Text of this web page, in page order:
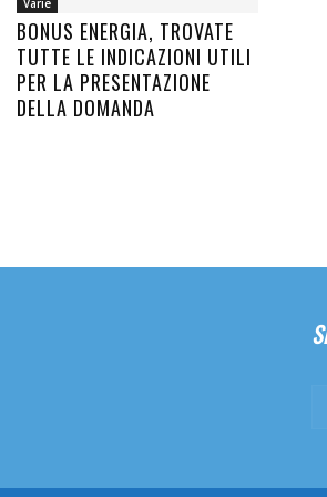
Varie
BONUS ENERGIA, TROVATE
TUTTE LE INDICAZIONI UTILI
PER LA PRESENTAZIONE
DELLA DOMANDA